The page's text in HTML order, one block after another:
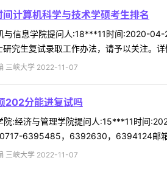
计算机科学与技术学硕考生排名
与信息学院提问人:18***11时间:2020-
究生复试录取工作办法，请予以关注。
三峡大学 2022-11-07
202分能进复试吗
:经济与管理学院提问人:15***11时间
0717-6395485，6392630，6394124邮
三峡大学 2022-11-07